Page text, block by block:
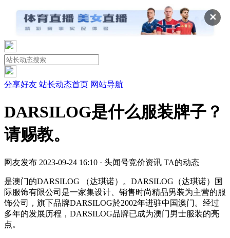
✕
分享好友 站长动态首页 网站导航
DARSILOG是什么服装牌子？
请赐教。
网友发布 2023-09-24 16:10 · 头闻号竞价资讯 TA的动态
是澳门的DARSILOG （达琪诺）。DARSILOG（达琪诺）国
际服饰有限公司是一家集设计、销售时尚精品男装为主营的服
饰公司，旗下品牌DARSILOG於2002年进驻中国澳门。经过
多年的发展历程，DARSILOG品牌已成为澳门男士服装的亮
点。